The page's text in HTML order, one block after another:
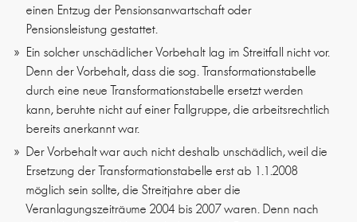
einen Entzug der Pensionsanwartschaft oder
Pensionsleistung gestattet.
Ein solcher unschädlicher Vorbehalt lag im Streitfall nicht vor.
Denn der Vorbehalt, dass die sog. Transformationstabelle
durch eine neue Transformationstabelle ersetzt werden
kann, beruhte nicht auf einer Fallgruppe, die arbeitsrechtlich
bereits anerkannt war.
Der Vorbehalt war auch nicht deshalb unschädlich, weil die
Ersetzung der Transformationstabelle erst ab 1.1.2008
möglich sein sollte, die Streitjahre aber die
Veranlagungszeiträume 2004 bis 2007 waren. Denn nach